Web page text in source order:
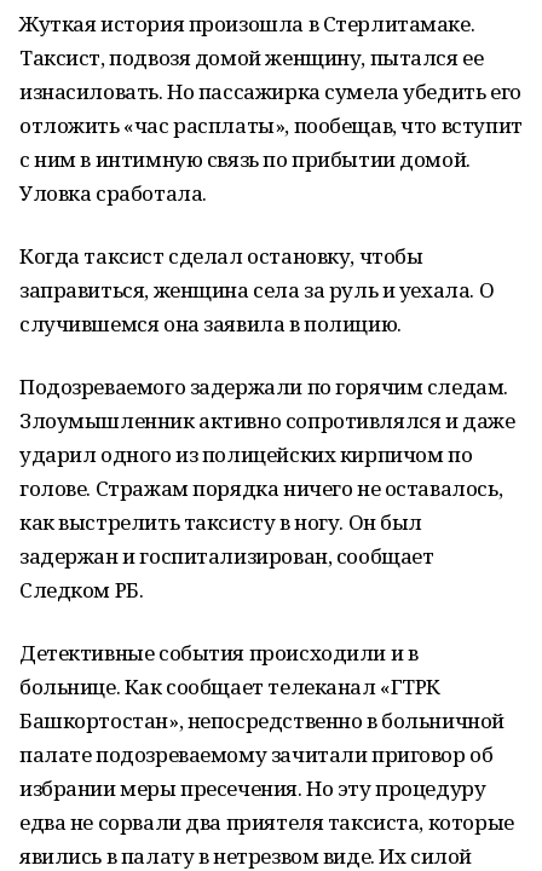
Жуткая история произошла в Стерлитамаке.
Таксист, подвозя домой женщину, пытался ее
изнасиловать. Но пассажирка сумела убедить его
отложить «час расплаты», пообещав, что вступит
с ним в интимную связь по прибытии домой.
Уловка сработала.
Когда таксист сделал остановку, чтобы
заправиться, женщина села за руль и уехала. О
случившемся она заявила в полицию.
Подозреваемого задержали по горячим следам.
Злоумышленник активно сопротивлялся и даже
ударил одного из полицейских кирпичом по
голове. Стражам порядка ничего не оставалось,
как выстрелить таксисту в ногу. Он был
задержан и госпитализирован, сообщает
Следком РБ.
Детективные события происходили и в
больнице. Как сообщает телеканал «ГТРК
Башкортостан», непосредственно в больничной
палате подозреваемому зачитали приговор об
избрании меры пресечения. Но эту процедуру
едва не сорвали два приятеля таксиста, которые
явились в палату в нетрезвом виде. Их силой